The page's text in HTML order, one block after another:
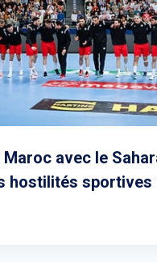
Maroc avec le
hostilités sportives